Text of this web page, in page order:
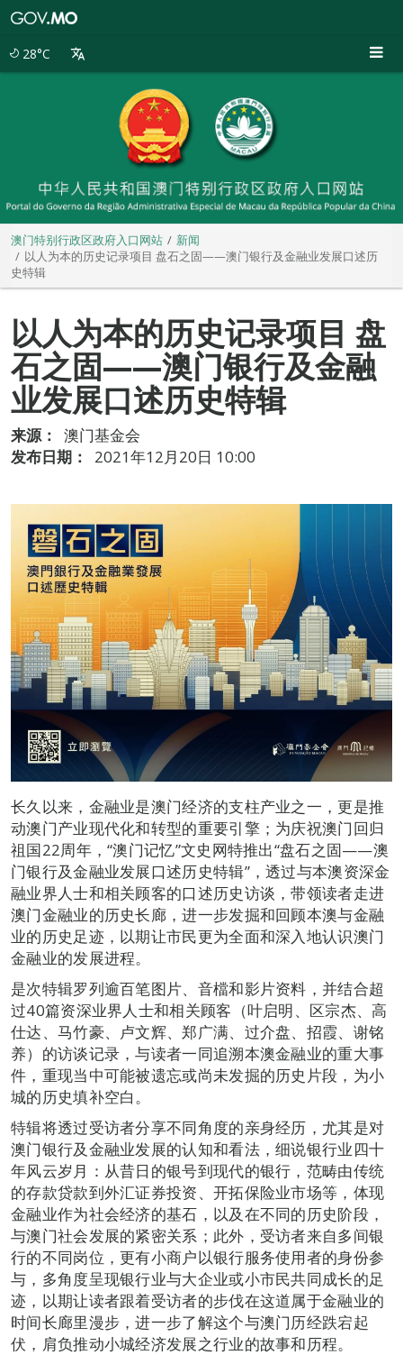
28°C
澳门特别行政区政府入口网站
新闻
以人为本的历史记录项目 盘石之固——澳门银行及金融业发展口述历
史特辑
以人为本的历史记录项目 盘
石之固——澳门银行及金融
业发展口述历史特辑
来源：
澳门基金会
发布日期：
2021年12月20日 10:00
长久以来，金融业是澳门经济的支柱产业之一，更是推
动澳门产业现代化和转型的重要引擎；为庆祝澳门回归
祖国22周年，“澳门记忆”文史网特推出“盘石之固——澳
门银行及金融业发展口述历史特辑”，透过与本澳资深金
融业界人士和相关顾客的口述历史访谈，带领读者走进
澳门金融业的历史长廊，进一步发掘和回顾本澳与金融
业的历史足迹，以期让市民更为全面和深入地认识澳门
金融业的发展进程。
是次特辑罗列逾百笔图片、音檔和影片资料，并结合超
过40篇资深业界人士和相关顾客（叶启明、区宗杰、高
仕达、马竹豪、卢文辉、郑广满、过介盘、招霞、谢铭
养）的访谈记录，与读者一同追溯本澳金融业的重大事
件，重现当中可能被遗忘或尚未发掘的历史片段，为小
城的历史填补空白。
特辑将透过受访者分享不同角度的亲身经历，尤其是对
澳门银行及金融业发展的认知和看法，细说银行业四十
年风云岁月：从昔日的银号到现代的银行，范畴由传统
的存款贷款到外汇证券投资、开拓保险业市场等，体现
金融业作为社会经济的基石，以及在不同的历史阶段，
与澳门社会发展的紧密关系；此外，受访者来自多间银
行的不同岗位，更有小商户以银行服务使用者的身份参
与，多角度呈现银行业与大企业或小市民共同成长的足
迹，以期让读者跟着受访者的步伐在这道属于金融业的
时间长廊里漫步，进一步了解这个与澳门历经跌宕起
伏，肩负推动小城经济发展之行业的故事和历程。